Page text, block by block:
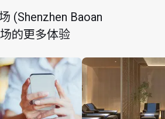
(Shenzhen Baoan
的更多体验